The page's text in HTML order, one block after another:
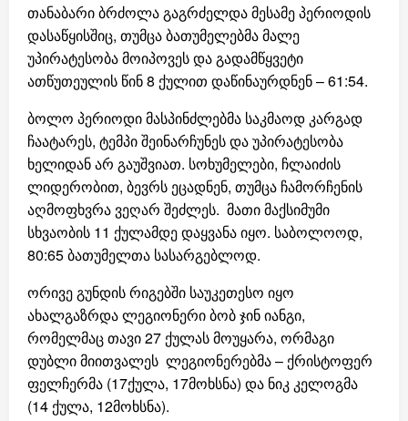
თანაბარი ბრძოლა გაგრძელდა მესამე პერიოდის
დასაწყისშიც, თუმცა ბათუმელებმა მალე
უპირატესობა მოიპოვეს და გადამწყვეტი
ათწუთეულის წინ 8 ქულით დაწინაურდნენ – 61:54.
ბოლო პერიოდი მასპინძლებმა საკმაოდ კარგად
ჩაატარეს, ტემპი შეინარჩუნეს და უპირატესობა
ხელიდან არ გაუშვიათ. სოხუმელები, ჩლაიძის
ლიდერობით, ბევრს ეცადნენ, თუმცა ჩამორჩენის
აღმოფხვრა ვეღარ შეძლეს. მათი მაქსიმუმი
სხვაობის 11 ქულამდე დაყვანა იყო. საბოლოოდ,
80:65 ბათუმელთა სასარგებლოდ.
ორივე გუნდის რიგებში საუკეთესო იყო
ახალგაზრდა ლეგიონერი ბობ ჯინ იანგი,
რომელმაც თავი 27 ქულას მოუყარა, ორმაგი
დუბლი მიითვალეს ლეგიონერებმა – ქრისტოფერ
ფელჩერმა (17ქულა, 17მოხსნა) და ნიკ კელოგმა
(14 ქულა, 12მოხსნა).